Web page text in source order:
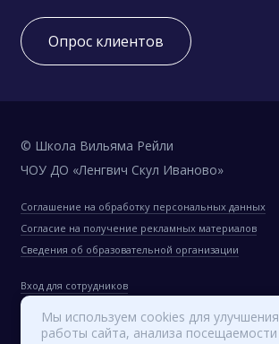
Опрос клиентов
© Школа Вильяма Рейли
ЧОУ ДО «Ленгвич Скул Иваново»
Соглашение на обработку персональных данных
Согласие на получение рекламных материалов
Сведения об образовательной организации
Вход для сотрудников
Мы используем cookies для улучшения
работы сайта, анализа посещаемости